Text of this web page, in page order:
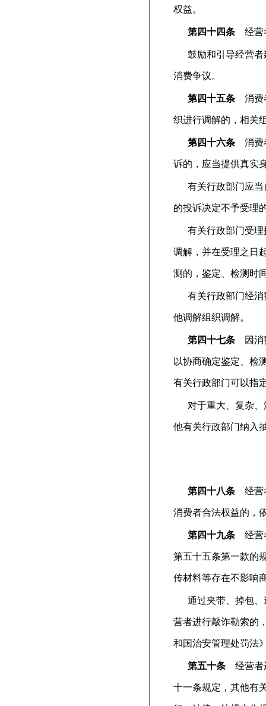
权益。
第四十四条 经营
鼓励和引导经营
消费争议。
第四十五条 消费
织进行调解的，相关
第四十六条 消费
诉的，应当提供真实
有关行政部门应
的投诉决定不予受理
有关行政部门受
调解，并在受理之日
测的，鉴定、检测时
有关行政部门经
他调解组织调解。
第四十七条 因消
以协商确定鉴定、检
有关行政部门可以指
对于重大、复杂
他有关行政部门纳入
第四十八条 经营
消费者合法权益的，
第四十九条 经营
第五十五条第一款的
传材料等存在不影响
通过夹带、掉包
营者进行敲诈勒索的
和国治安管理处罚法
第五十条 经营者
十一条规定，其他有